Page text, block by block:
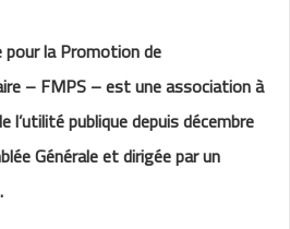
la Promotion de
– FMPS – est une association à
publique depuis décembre
Générale et dirigée par un